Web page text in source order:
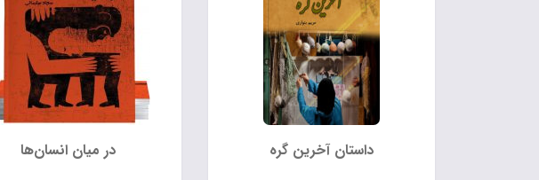
داستان آخرین گره در میان انسان‌ها